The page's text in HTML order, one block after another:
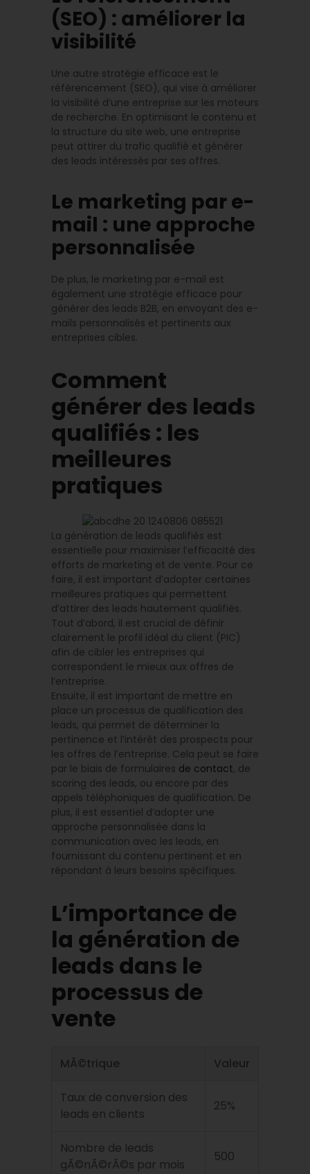
(SEO) : améliorer la
visibilité
Une autre stratégie efficace est le
référencement (SEO), qui vise à améliorer
la visibilité d’une entreprise sur les moteurs
de recherche. En optimisant le contenu et
la structure du site web, une entreprise
peut attirer du trafic qualifié et générer
des leads intéressés par ses offres.
Le marketing par e-
mail : une approche
personnalisée
De plus, le marketing par e-mail est
également une stratégie efficace pour
générer des leads B2B, en envoyant des e-
mails personnalisés et pertinents aux
entreprises cibles.
Comment
générer des leads
qualifiés : les
meilleures
pratiques
La génération de leads qualifiés est
essentielle pour maximiser l’efficacité des
efforts de marketing et de vente. Pour ce
faire, il est important d’adopter certaines
meilleures pratiques qui permettent
d’attirer des leads hautement qualifiés.
Tout d’abord, il est crucial de définir
clairement le profil idéal du client (PIC)
afin de cibler les entreprises qui
correspondent le mieux aux offres de
l’entreprise.
Ensuite, il est important de mettre en
place un processus de qualification des
leads, qui permet de déterminer la
pertinence et l’intérêt des prospects pour
les offres de l’entreprise. Cela peut se faire
par le biais de formulaires de contact, de
scoring des leads, ou encore par des
appels téléphoniques de qualification. De
plus, il est essentiel d’adopter une
approche personnalisée dans la
communication avec les leads, en
fournissant du contenu pertinent et en
répondant à leurs besoins spécifiques.
L’importance de
la génération de
leads dans le
processus de
vente
MÃ©trique Valeur
Taux de conversion des
leads en clients
25%
Nombre de leads
gÃ©nÃ©rÃ©s par mois
500